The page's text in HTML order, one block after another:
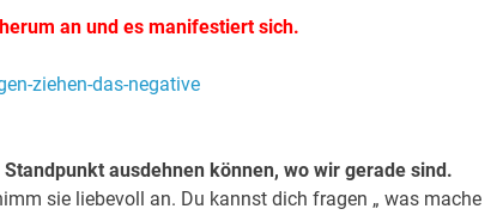
an und es manifestiert sich.
ausdehnen können, wo wir gerade sind.
sie liebevoll an. Du kannst dich fragen „ was mache